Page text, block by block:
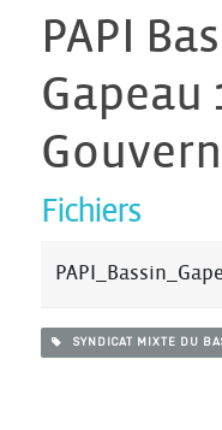
PAPI
Gapeau
Fichiers
SYNDICAT MIXTE DU